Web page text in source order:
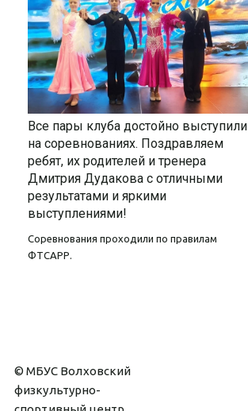
Все пары клуба достойно выступили
на соревнованиях. Поздравляем
ребят, их родителей и тренера
Дмитрия Дудакова с отличными
результатами и яркими
выступлениями!
Соревнования проходили по правилам
ФТСАРР.
© МБУС Волховский
физкультурно-